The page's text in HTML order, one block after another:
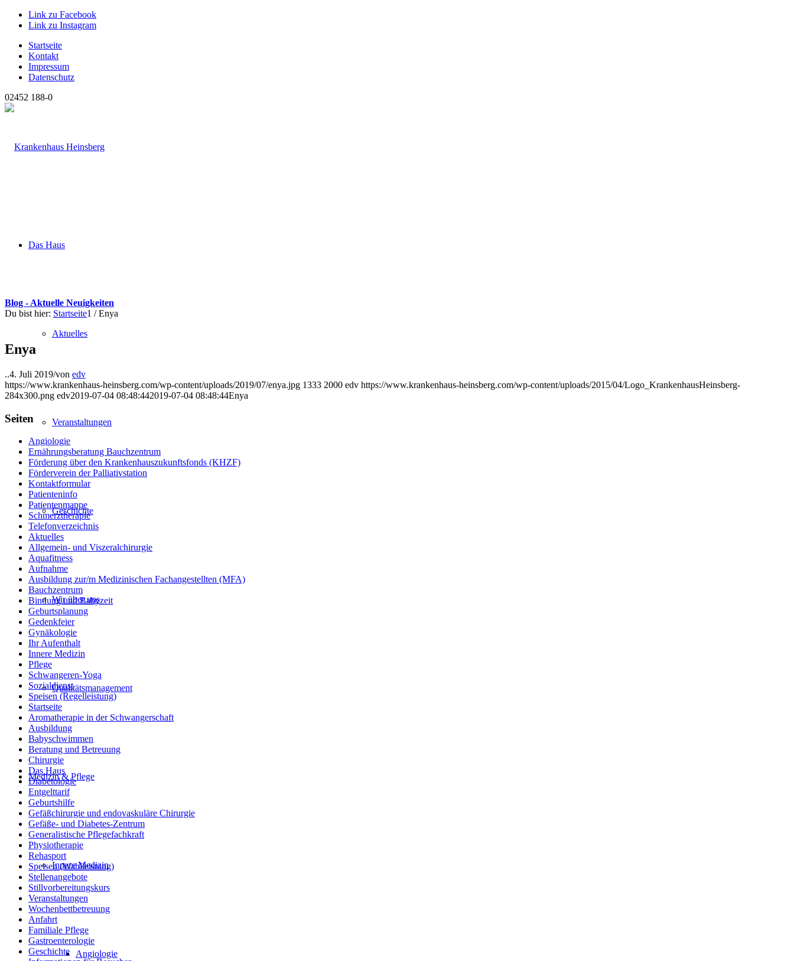
Link zu Facebook
Link zu Instagram
Startseite
Kontakt
Impressum
Datenschutz
02452 188-0
Das Haus
Aktuelles
Veranstaltungen
Geschichte
Wir über uns
Qualitätsmanagement
Medizin & Pflege
Innere Medizin
Angiologie
Blog - Aktuelle Neuigkeiten
Du bist hier: Startseite1 / Enya
Enya
..4. Juli 2019/von edv
https://www.krankenhaus-heinsberg.com/wp-content/uploads/2019/07/enya.jpg 1333 2000 edv https://www.krankenhaus-heinsberg.com/wp-content/uploads/2015/04/Logo_KrankenhausHeinsberg-
284x300.png edv2019-07-04 08:48:442019-07-04 08:48:44Enya
Seiten
Angiologie
Ernährungsberatung Bauchzentrum
Förderung über den Krankenhauszukunftsfonds (KHZF)
Förderverein der Palliativstation
Kontaktformular
Patienteninfo
Patientenmappe
Schmerztherapie
Telefonverzeichnis
Aktuelles
Allgemein- und Viszeralchirurgie
Aquafitness
Aufnahme
Ausbildung zur/m Medizinischen Fachangestellten (MFA)
Bauchzentrum
Bindung und Babyzeit
Geburtsplanung
Gedenkfeier
Gynäkologie
Ihr Aufenthalt
Innere Medizin
Pflege
Schwangeren-Yoga
Sozialdienst
Speisen (Regelleistung)
Startseite
Aromatherapie in der Schwangerschaft
Ausbildung
Babyschwimmen
Beratung und Betreuung
Chirurgie
Das Haus
Diabetologie
Entgelttarif
Geburtshilfe
Gefäßchirurgie und endovaskuläre Chirurgie
Gefäße- und Diabetes-Zentrum
Generalistische Pflegefachkraft
Physiotherapie
Rehasport
Speisen (Wahlleistung)
Stellenangebote
Stillvorbereitungskurs
Veranstaltungen
Wochenbettbetreuung
Anfahrt
Familiale Pflege
Gastroenterologie
Geschichte